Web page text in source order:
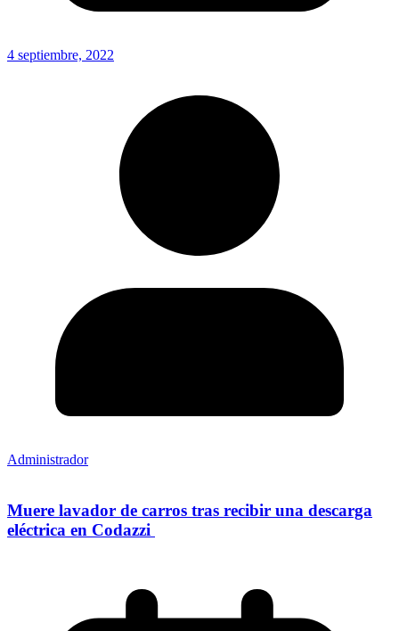
4 septiembre, 2022
Administrador
Muere lavador de carros tras recibir una descarga
eléctrica en Codazzi